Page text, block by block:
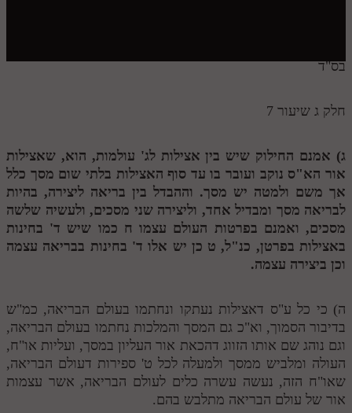
חלק יב
חלק יד
חלק טו
חלק ט"ז
בית שער הכוונות
שידור חי
הזמן סט תלמוד עשר הספירות
ספרים להורדה
מנוע חיפוש בספרים
תלמוד עשר הספירות בעיון
בס"ד
חלק ג שיעור 7
ג) אמנם החילוק שיש בין אצילות לג' עולמות, הוא, שאצילות
אור הא"ס נוקב ועובר בו עד סוף האצילות בלתי שום מסך כלל
אך משם ולמטה יש מסך. וההבדל בין בריאה ליצירה, בהיות
לבריאה מסך ומבדיל אחד, וליצירה שני מסכים, ולעשיה שלשה
מסכים, ואמנם בפרטות העולם עצמו ח כמו שיש ד' בחינות
באצילות בפרטן, כנ"ל, ט כן יש אלו ד' בחינות בבריאה עצמה
וכן ביצירה עצמה.
ה) כי כל ע"ס דאצילות נעתקו ונחתמו בעולם הבריאה, כמ"ש
בדיבור הסמוך, וא"כ גם המסך והמלכות נחתמו בעולם הבריאה,
וגם נוהג שם אותו הזווג דהכאת אור העליון במסך, ועליות או"ח,
העולה ומלביש ממסך ולמעלה לכל ט' ספירות דעולם הבריאה,
שאו"ח הזה, נעשה עשרה כלים לעולם הבריאה, אשר עצמות
אור של עולם הבריאה מתלבש בהם.